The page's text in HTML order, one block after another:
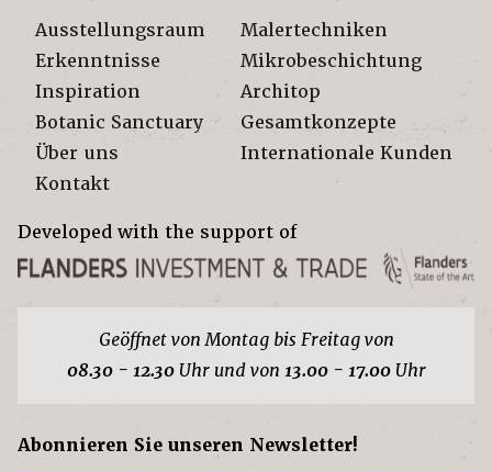
Ausstellungsraum
Erkenntnisse
Inspiration
Botanic Sanctuary
Über uns
Kontakt
Malertechniken
Mikrobeschichtung
Architop
Gesamtkonzepte
Internationale Kunden
Developed with the support of
Geöffnet von Montag bis Freitag von
08.30 - 12.30Uhr und von 13.00 - 17.00Uhr
Abonnieren Sie unseren Newsletter!